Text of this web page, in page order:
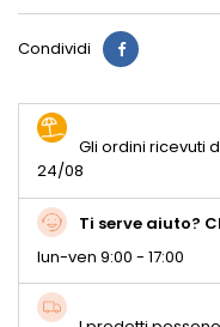
Condividi
Gli ordini ricevuti
24/08
Ti serve aiuto?
lun-ven 9:00 - 17:00